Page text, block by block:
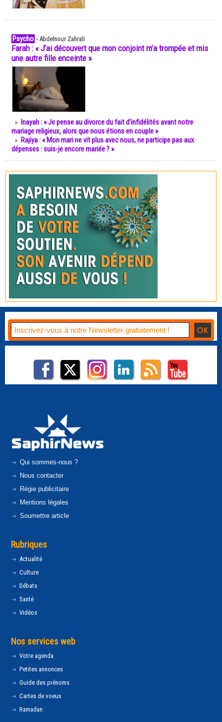
Psycho -Abdelnour Zahrali
Farah : « J’ai découvert que mon conjoint m’a trompée et mis
une autre fille enceinte »
Inayah : « Je pense au divorce du fait d’infidélités avant notre
mariage religieux, alors que nous étions en couple »
Rajiya : « Mon mari ne vit plus avec nous, ne participe pas aux
dépenses : suis-je encore mariée ? »
Qui sommes-nous ?
Nous contacter
Régie publicitaire
Mentions légales
Soumettre article
Rubriques
Actualité
Culture
Débats
Santé
Vidéos
Nos services web
Votre agenda
Petites annonces
Guide des prénoms
Cartes de voeux
Ramadan